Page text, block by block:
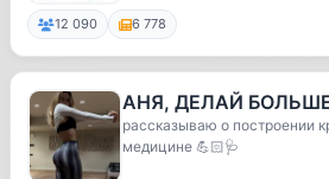
12 090 6 778
АНЯ, ДЕЛАЙ
рассказываю о построении
медицине 💪🏻🩺